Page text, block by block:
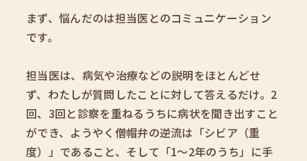
まず、悩んだのは担当医とのコミュニケーション
です。
担当医は、病気や治療などの説明をほとんどせ
ず、わたしが質問したことに対して答えるだけ。2
回、3回と診察を重ねるうちに病状を聞き出すこと
ができ、ようやく僧帽弁の逆流は「シビア（重
度）」であること、そして「1～2年のうち」に手